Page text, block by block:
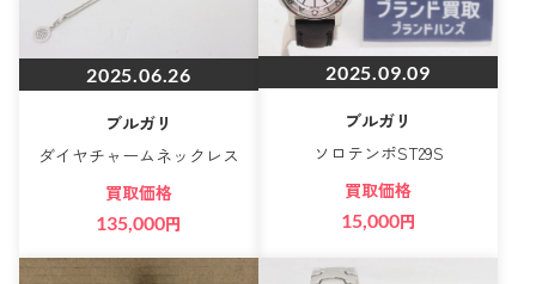
2025.06.26
ブルガリ
ダイヤチャームネックレス
買取価格
135,000円
2025.09.09
ブルガリ
ソロテンポST29S
買取価格
15,000円